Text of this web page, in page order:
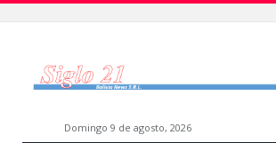
domingo 9 de agosto, 2026